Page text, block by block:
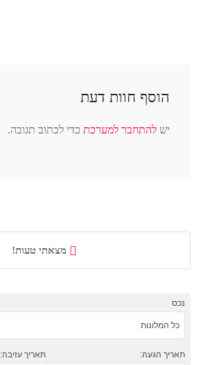
הוסף חוות דעת
יש להתחבר למערכת כדי לכתוב תגובה.
מצאתי טעות!
נכס
כל המלונות
תאריך הגעה: תאריך עזיבה: